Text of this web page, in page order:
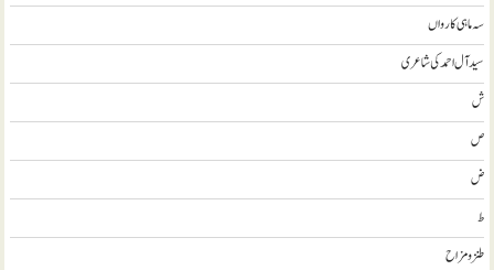
سہ ماہی کارواں
سيد آل احمد کی شاعری
ش
ص
ض
ط
طنز و مزاح